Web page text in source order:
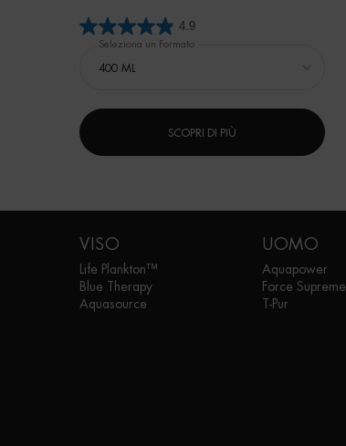
4.9
Seleziona un Formato
SCOPRI DI PIÙ
VISO
Life Plankton™
Blue Therapy
Aquasource
UOMO
Aquapower
Force Supreme
T-Pur